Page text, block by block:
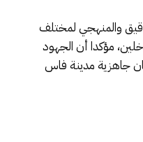
والمنهجي لمختلف
مؤكدا أن الجهود
جاهزية مدينة فاس